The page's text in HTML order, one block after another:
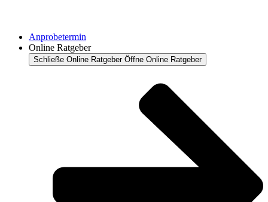
Anprobetermin
Online Ratgeber
Schließe Online Ratgeber Öffne Online Ratgeber